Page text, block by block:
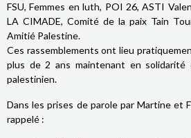
FSU, Femmes en luth, POI 26, ASTI
LA CIMADE, Comité de la paix Tain
Amitié Palestine.
Ces rassemblements ont lieu
plus de 2 ans maintenant en
palestinien.
Dans les prises de parole par Martine et
rappelé :